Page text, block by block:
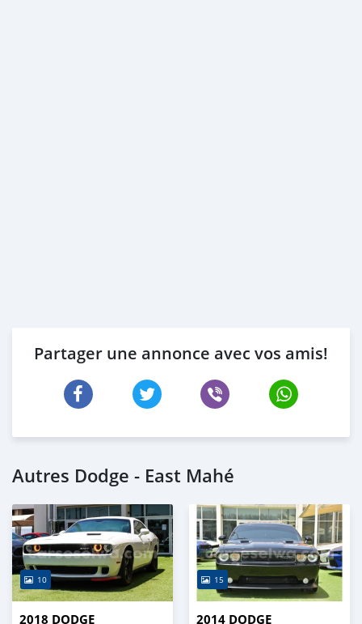
Partager une annonce avec vos amis!
Autres Dodge - East Mahé
10
2018 DODGE
15
2014 DODGE